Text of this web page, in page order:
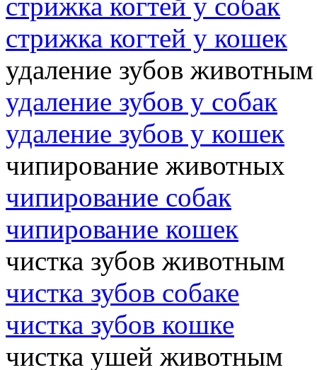
стрижка когтей у кошек
удаление зубов животным
удаление зубов у собак
удаление зубов у кошек
чипирование животных
чипирование собак
чипирование кошек
чистка зубов животным
чистка зубов собаке
чистка зубов кошке
чистка ушей животным